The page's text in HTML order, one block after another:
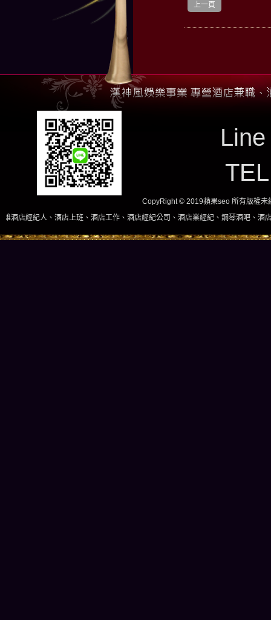
上一頁
CopyRight © 2019蘋果seo 所有版權未
上班、酒店工作、酒店經紀公司、酒店業經紀、鋼琴酒吧、酒店小姐、酒店